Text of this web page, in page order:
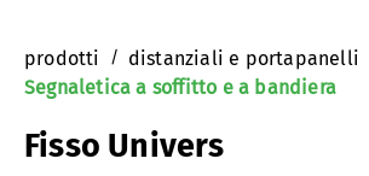
prodotti / distanziali e portapanelli
Segnaletica a soffitto e a bandiera
Fisso Univers